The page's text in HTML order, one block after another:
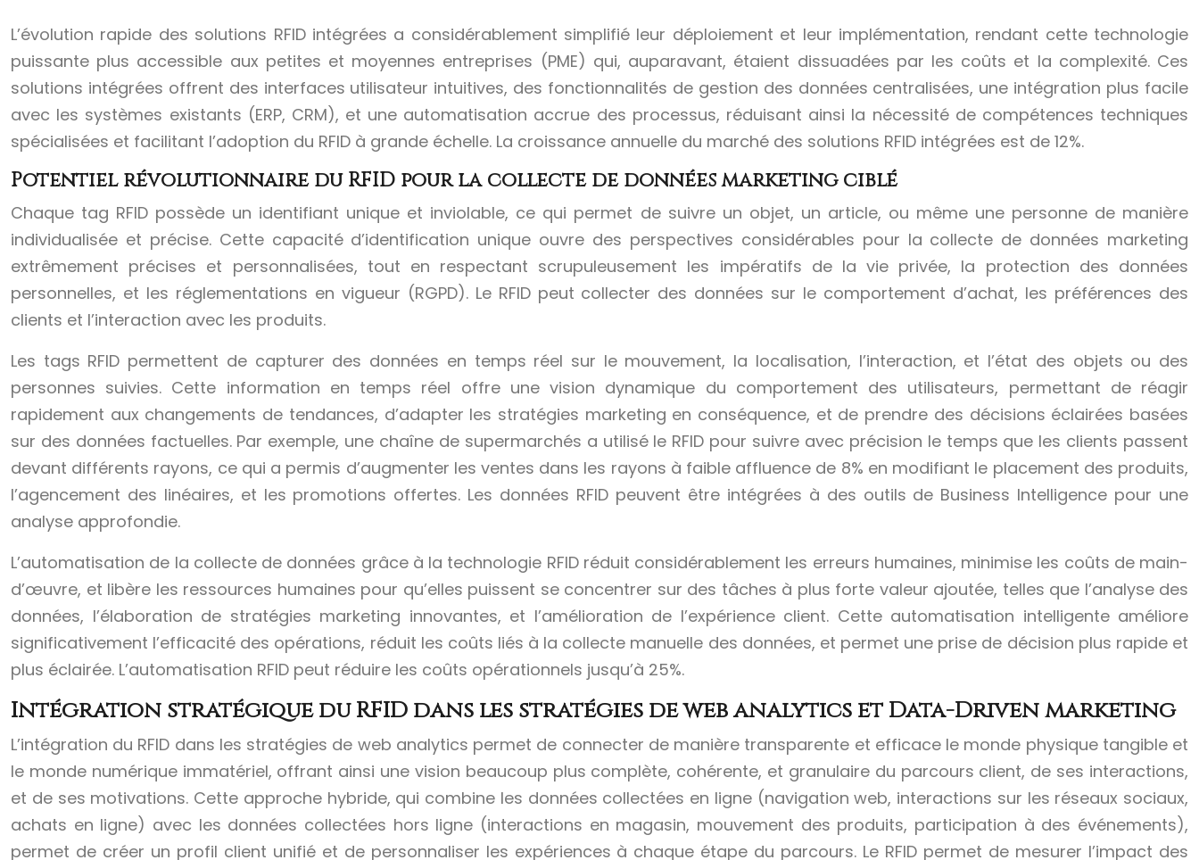
L’évolution rapide des solutions RFID intégrées a considérablement simplifié leur déploiement et leur implémentation, rendant cette technologie
puissante plus accessible aux petites et moyennes entreprises (PME) qui, auparavant, étaient dissuadées par les coûts et la complexité. Ces
solutions intégrées offrent des interfaces utilisateur intuitives, des fonctionnalités de gestion des données centralisées, une intégration plus facile
avec les systèmes existants (ERP, CRM), et une automatisation accrue des processus, réduisant ainsi la nécessité de compétences techniques
spécialisées et facilitant l’adoption du RFID à grande échelle. La croissance annuelle du marché des solutions RFID intégrées est de 12%.
Potentiel révolutionnaire du RFID pour la collecte de données marketing ciblé
Chaque tag RFID possède un identifiant unique et inviolable, ce qui permet de suivre un objet, un article, ou même une personne de manière
individualisée et précise. Cette capacité d’identification unique ouvre des perspectives considérables pour la collecte de données marketing
extrêmement précises et personnalisées, tout en respectant scrupuleusement les impératifs de la vie privée, la protection des données
personnelles, et les réglementations en vigueur (RGPD). Le RFID peut collecter des données sur le comportement d’achat, les préférences des
clients et l’interaction avec les produits.
Les tags RFID permettent de capturer des données en temps réel sur le mouvement, la localisation, l’interaction, et l’état des objets ou des
personnes suivies. Cette information en temps réel offre une vision dynamique du comportement des utilisateurs, permettant de réagir
rapidement aux changements de tendances, d’adapter les stratégies marketing en conséquence, et de prendre des décisions éclairées basées
sur des données factuelles. Par exemple, une chaîne de supermarchés a utilisé le RFID pour suivre avec précision le temps que les clients passent
devant différents rayons, ce qui a permis d’augmenter les ventes dans les rayons à faible affluence de 8% en modifiant le placement des produits,
l’agencement des linéaires, et les promotions offertes. Les données RFID peuvent être intégrées à des outils de Business Intelligence pour une
analyse approfondie.
L’automatisation de la collecte de données grâce à la technologie RFID réduit considérablement les erreurs humaines, minimise les coûts de main-
d’œuvre, et libère les ressources humaines pour qu’elles puissent se concentrer sur des tâches à plus forte valeur ajoutée, telles que l’analyse des
données, l’élaboration de stratégies marketing innovantes, et l’amélioration de l’expérience client. Cette automatisation intelligente améliore
significativement l’efficacité des opérations, réduit les coûts liés à la collecte manuelle des données, et permet une prise de décision plus rapide et
plus éclairée. L’automatisation RFID peut réduire les coûts opérationnels jusqu’à 25%.
Intégration stratégique du RFID dans les stratégies de web analytics et Data-Driven marketing
L’intégration du RFID dans les stratégies de web analytics permet de connecter de manière transparente et efficace le monde physique tangible et
le monde numérique immatériel, offrant ainsi une vision beaucoup plus complète, cohérente, et granulaire du parcours client, de ses interactions,
et de ses motivations. Cette approche hybride, qui combine les données collectées en ligne (navigation web, interactions sur les réseaux sociaux,
achats en ligne) avec les données collectées hors ligne (interactions en magasin, mouvement des produits, participation à des événements),
permet de créer un profil client unifié et de personnaliser les expériences à chaque étape du parcours. Le RFID permet de mesurer l’impact des